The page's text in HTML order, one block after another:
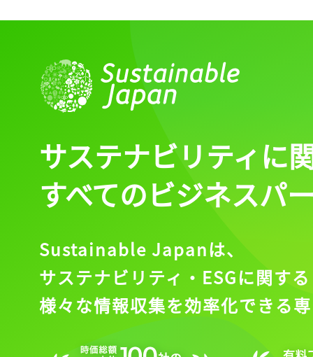
記事をお気に入りに
会員登録
サステナビリティに
すべてのビジネスパ
Sustainable Japanは、
サステナビリティ・ESGに関する
様々な情報収集を効率化できる